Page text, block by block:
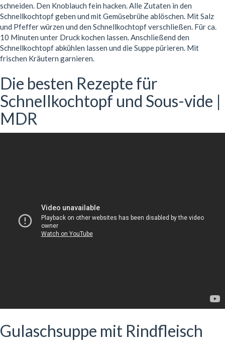
schneiden. Den Knoblauch fein hacken. Alle Zutaten in den
Schnellkochtopf geben und mit Gemüsebrühe ablöschen. Mit Salz
und Pfeffer würzen und den Schnellkochtopf verschließen. Für ca.
10 Minuten unter Druck kochen lassen. Anschließend den
Schnellkochtopf abkühlen lassen und die Suppe pürieren. Mit
frischen Kräutern garnieren.
Die besten Rezepte für
Schnellkochtopf und Sous-vide |
MDR
Gulaschsuppe mit Rindfleisch